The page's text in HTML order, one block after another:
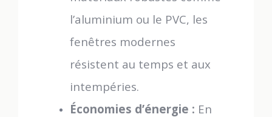
l’aluminium ou le PVC, les
fenêtres modernes
résistent au temps et aux
intempéries.
Économies d’énergie : En